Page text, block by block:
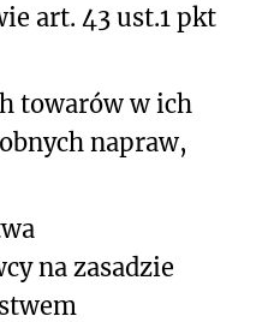
art. 43 ust.1 pkt
towarów w ich
napraw,
na zasadzie